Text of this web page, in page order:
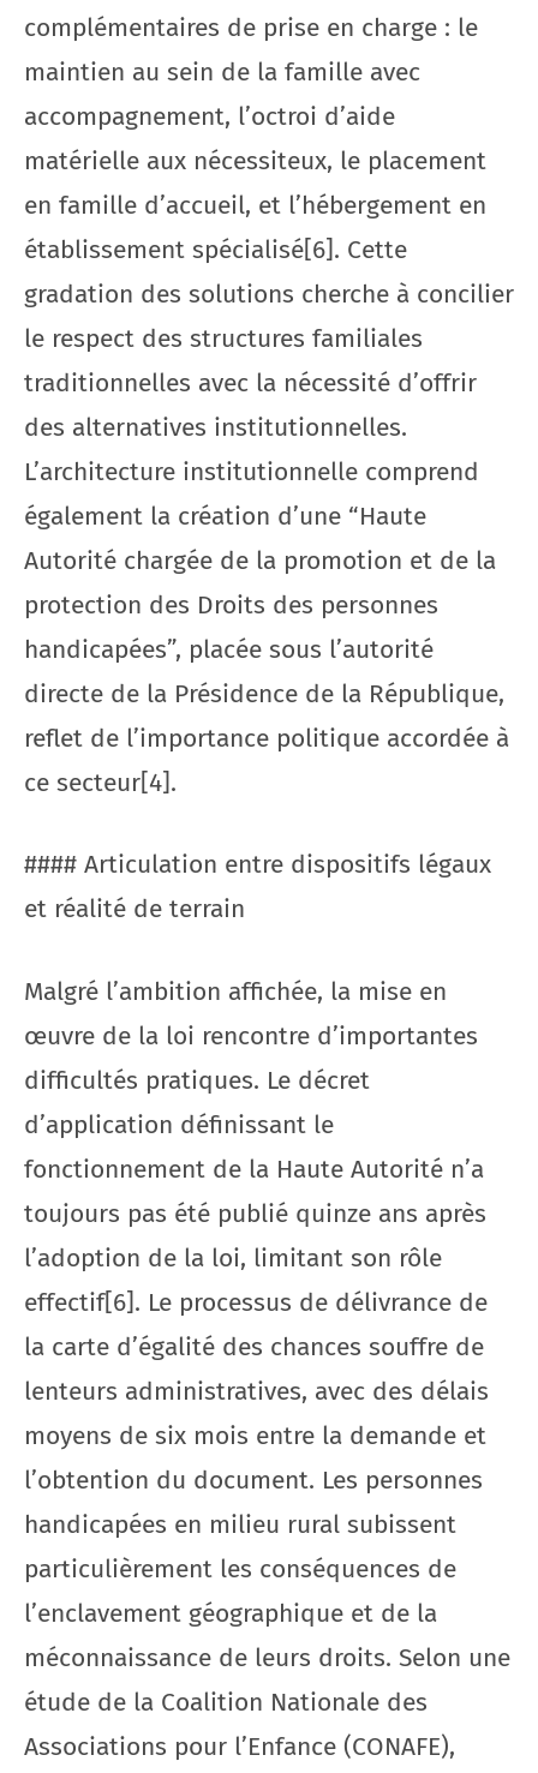
complémentaires de prise en charge : le
maintien au sein de la famille avec
accompagnement, l’octroi d’aide
matérielle aux nécessiteux, le placement
en famille d’accueil, et l’hébergement en
établissement spécialisé[6]. Cette
gradation des solutions cherche à concilier
le respect des structures familiales
traditionnelles avec la nécessité d’offrir
des alternatives institutionnelles.
L’architecture institutionnelle comprend
également la création d’une “Haute
Autorité chargée de la promotion et de la
protection des Droits des personnes
handicapées”, placée sous l’autorité
directe de la Présidence de la République,
reflet de l’importance politique accordée à
ce secteur[4].
#### Articulation entre dispositifs légaux
et réalité de terrain
Malgré l’ambition affichée, la mise en
œuvre de la loi rencontre d’importantes
difficultés pratiques. Le décret
d’application définissant le
fonctionnement de la Haute Autorité n’a
toujours pas été publié quinze ans après
l’adoption de la loi, limitant son rôle
effectif[6]. Le processus de délivrance de
la carte d’égalité des chances souffre de
lenteurs administratives, avec des délais
moyens de six mois entre la demande et
l’obtention du document. Les personnes
handicapées en milieu rural subissent
particulièrement les conséquences de
l’enclavement géographique et de la
méconnaissance de leurs droits. Selon une
étude de la Coalition Nationale des
Associations pour l’Enfance (CONAFE),